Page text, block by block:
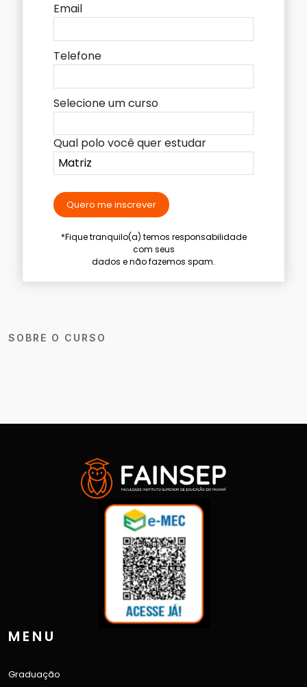
SOBRE O CURSO
Email
Telefone
Selecione um curso
Qual polo você quer estudar
Quero me inscrever
*Fique tranquilo(a) temos responsabilidade
com seus
dados e não fazemos spam.
MENU
Graduação